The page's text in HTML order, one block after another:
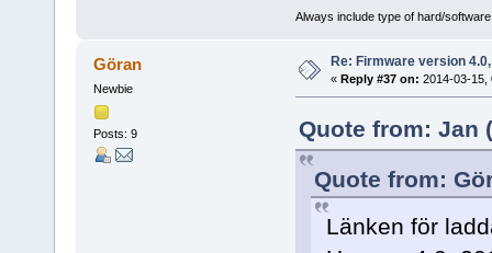
Always include type of hard/
Göran
Newbie
Posts: 9
Re: Firmware version
« Reply #37 on: 2014-03-15,
Quote from: Jan
Quote from:
Länken för